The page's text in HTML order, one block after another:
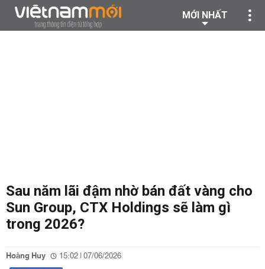
MỚI NHẤT
Sau năm lãi đậm nhờ bán đất vàng cho
Sun Group, CTX Holdings sẽ làm gì
trong 2026?
Hoàng Huy 15:02 | 07/06/2026